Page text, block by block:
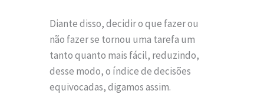
Diante disso, decidir o que fazer ou
não fazer se tornou uma tarefa um
tanto quanto mais fácil, reduzindo,
desse modo, o índice de decisões
equivocadas, digamos assim.